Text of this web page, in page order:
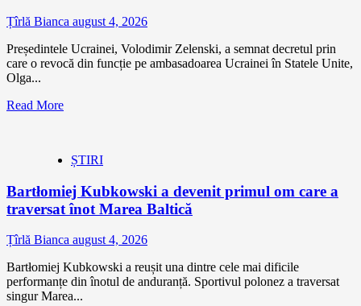
Țîrlă Bianca august 4, 2026
Președintele Ucrainei, Volodimir Zelenski, a semnat decretul prin
care o revocă din funcție pe ambasadoarea Ucrainei în Statele Unite,
Olga...
Read More
ȘTIRI
Bartłomiej Kubkowski a devenit primul om care a
traversat înot Marea Baltică
Țîrlă Bianca august 4, 2026
Bartłomiej Kubkowski a reușit una dintre cele mai dificile
performanțe din înotul de anduranță. Sportivul polonez a traversat
singur Marea...